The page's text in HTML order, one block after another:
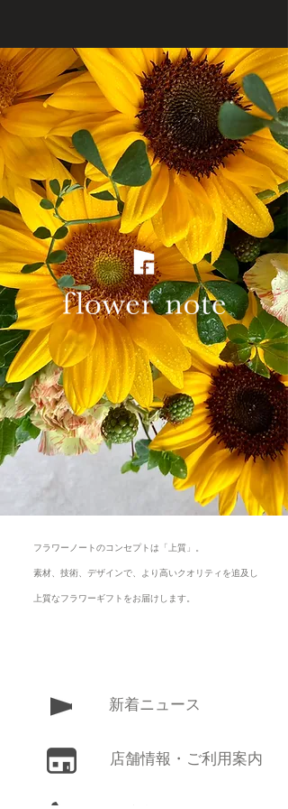
フラワーノートのコンセプトは「上質」。
素材、技術、デザインで、より高いクオリティを追及し
上質なフラワーギフトをお届けします。
新着ニュース
​店舗情報・ご利用案内